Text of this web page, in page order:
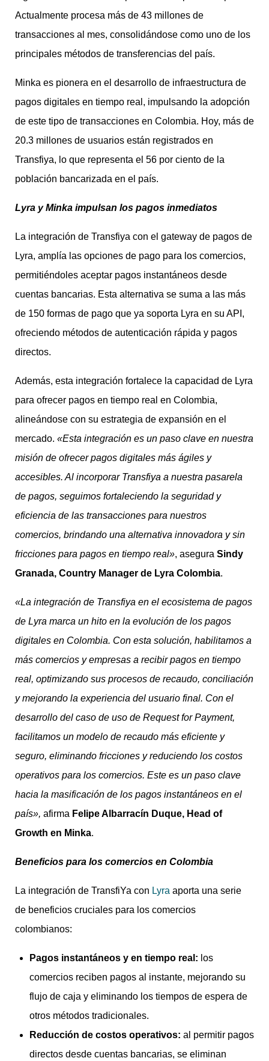
Actualmente procesa más de 43 millones de
transacciones al mes, consolidándose como uno de los
principales métodos de transferencias del país.
Minka es pionera en el desarrollo de infraestructura de
pagos digitales en tiempo real, impulsando la adopción
de este tipo de transacciones en Colombia. Hoy, más de
20.3 millones de usuarios están registrados en
Transfiya, lo que representa el 56 por ciento de la
población bancarizada en el país.
Lyra y Minka impulsan los pagos inmediatos
La integración de Transfiya con el gateway de pagos de
Lyra, amplía las opciones de pago para los comercios,
permitiéndoles aceptar pagos instantáneos desde
cuentas bancarias. Esta alternativa se suma a las más
de 150 formas de pago que ya soporta Lyra en su API,
ofreciendo métodos de autenticación rápida y pagos
directos.
Además, esta integración fortalece la capacidad de Lyra
para ofrecer pagos en tiempo real en Colombia,
alineándose con su estrategia de expansión en el
mercado. «Esta integración es un paso clave en nuestra
misión de ofrecer pagos digitales más ágiles y
accesibles. Al incorporar Transfiya a nuestra pasarela
de pagos, seguimos fortaleciendo la seguridad y
eficiencia de las transacciones para nuestros
comercios, brindando una alternativa innovadora y sin
fricciones para pagos en tiempo real», asegura Sindy
Granada, Country Manager de Lyra Colombia.
«La integración de Transfiya en el ecosistema de pagos
de Lyra marca un hito en la evolución de los pagos
digitales en Colombia. Con esta solución, habilitamos a
más comercios y empresas a recibir pagos en tiempo
real, optimizando sus procesos de recaudo, conciliación
y mejorando la experiencia del usuario final. Con el
desarrollo del caso de uso de Request for Payment,
facilitamos un modelo de recaudo más eficiente y
seguro, eliminando fricciones y reduciendo los costos
operativos para los comercios. Este es un paso clave
hacia la masificación de los pagos instantáneos en el
país», afirma Felipe Albarracín Duque, Head of
Growth en Minka.
Beneficios para los comercios en Colombia
La integración de TransfiYa con Lyra aporta una serie
de beneficios cruciales para los comercios
colombianos:
Pagos instantáneos y en tiempo real: los
comercios reciben pagos al instante, mejorando su
flujo de caja y eliminando los tiempos de espera de
otros métodos tradicionales.
Reducción de costos operativos: al permitir pagos
directos desde cuentas bancarias, se eliminan